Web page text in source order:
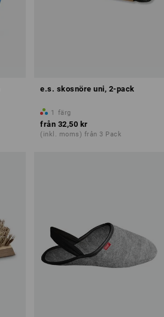
e.s. skosnöre uni, 2-pack
1 färg
från 32,50 kr
(inkl. moms) från 3 Pack